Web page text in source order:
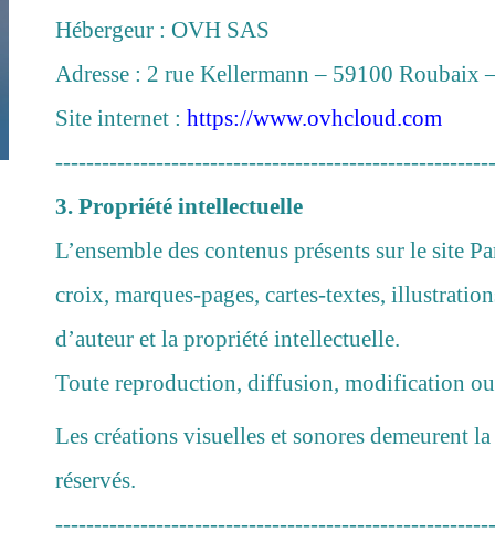
Hébergeur : OVH SAS
Adresse : 2 rue Kellermann – 59100 Roubaix
Site internet : https://www.ovhcloud.com
3. Propriété intellectuelle
L’ensemble des contenus présents sur le site
croix, marques-pages, cartes-textes,
d’auteur et la propriété intellectuelle.
Toute reproduction, diffusion, modification
Les créations visuelles et sonores demeurent
réservés.